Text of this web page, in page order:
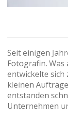
Seit einigen
Fotografin. Was
entwickelte sich
kleinen
entstanden
Unternehmen